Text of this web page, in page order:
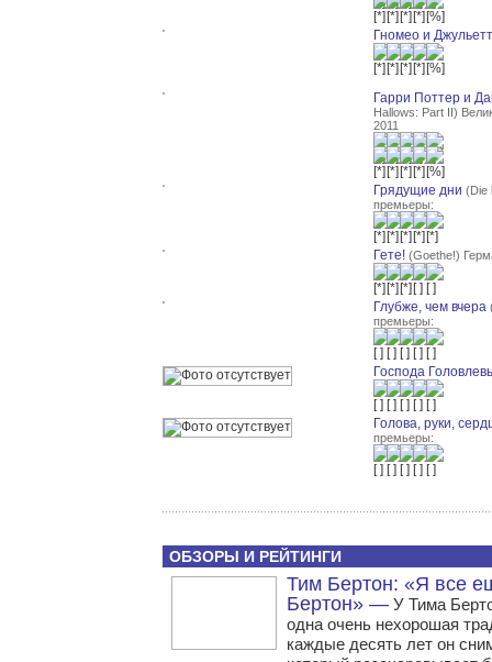
Гномео и
Гарри Поттер и
Hallows: Part II)
2011
Грядущие дни (Die
премьеры:
Гете! (Goethe!)
Глубже, чем вчера
премьеры:
Господа
Голова, руки,
премьеры:
ОБЗОРЫ И РЕЙТИНГИ
Тим Бертон: «Я все
Бертон» — У Тима
одна очень нехорошая
каждые десять лет он